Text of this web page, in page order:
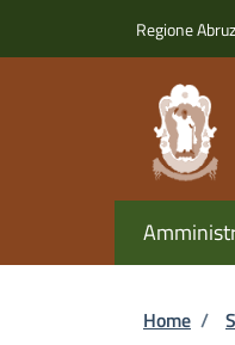
Regione
Home /